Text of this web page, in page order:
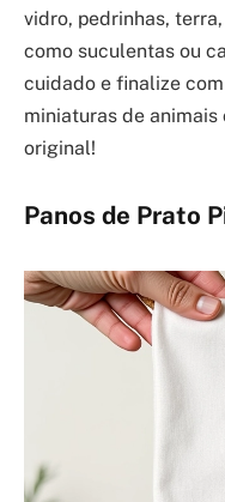
vidro, pedrinhas,
como suculentas ou
cuidado e finalize
miniaturas de
original!
Panos de Prato